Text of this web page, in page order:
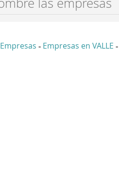
- Empresas en VALLE -